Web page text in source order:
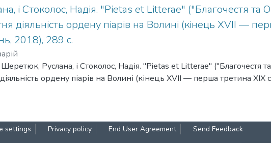
і Стоколос, Надія. "Pietas et Litterae" ("Благочестя та
діяльність ордену піарів на Волині (кінець XVII —
2018), 289 с.
Руслана, і Стоколос, Надія. "Pietas et Litterae" ("Благочестя та
ордену піарів на Волині (кінець XVII — перша третина ХІХ
settings Privacy policy End User Agreement Send Feedback